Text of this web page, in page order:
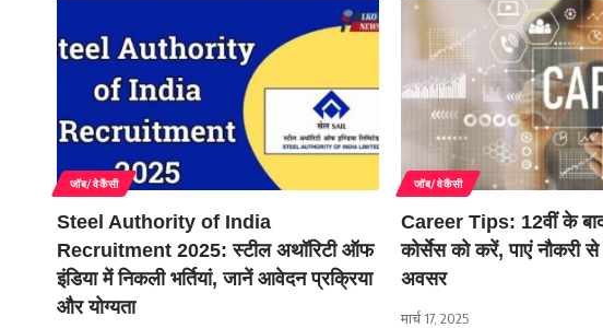
जॉब/वेकैंसी
Steel Authority of India
Recruitment 2025: स्टील अथॉरिटी ऑफ
इंडिया में निकली भर्तियां, जानें आवेदन प्रक्रिया
और योग्यता
जॉब/वेकैंसी
Career Tips: 12वीं के
कोर्सेस को करें, पाएं नौकरी
अवसर
मार्च 17, 2025